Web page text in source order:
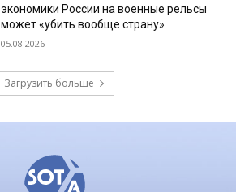
экономики России на военные рельсы
может «убить вообще страну»
05.08.2026
Загрузить больше